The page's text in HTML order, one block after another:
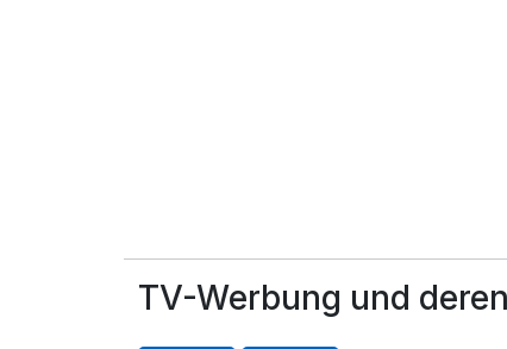
TV-Werbung und